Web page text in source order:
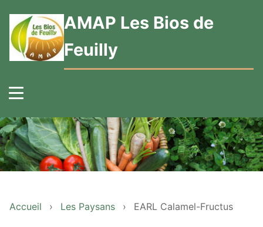
AMAP Les Bios de
Feuilly
Accueil › Les Paysans › EARL Calamel-Fructus